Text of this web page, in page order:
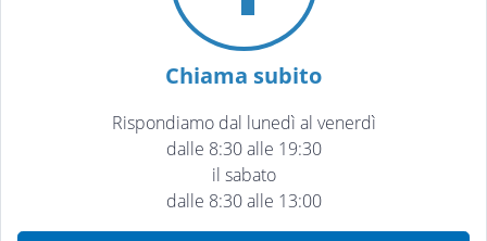
Chiama subito
Rispondiamo dal lunedì al venerdì
dalle 8:30 alle 19:30
il sabato
dalle 8:30 alle 13:00